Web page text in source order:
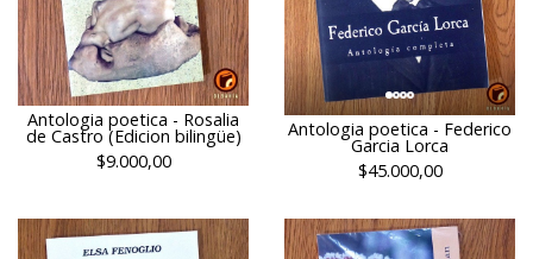
Antologia poetica - Rosalia
de Castro (Edicion bilingüe)
$9.000,00
Antologia poetica - Federico
Garcia Lorca
$45.000,00